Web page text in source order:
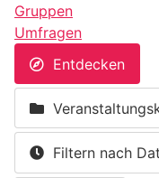
Gruppen
Umfragen
Entdecken
Filtern nach